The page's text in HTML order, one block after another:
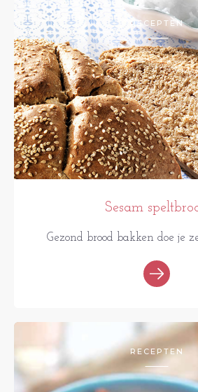
RECEPTEN
Sesam
Gezond brood bakken doe je
RECEPTEN